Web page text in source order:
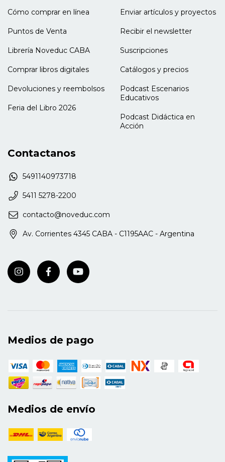
Cómo comprar en línea
Puntos de Venta
Librería Noveduc CABA
Comprar libros digitales
Devoluciones y reembolsos
Feria del Libro 2026
Enviar artículos y proyectos
Recibir el newsletter
Suscripciones
Catálogos y precios
Podcast Escenarios
Educativos
Podcast Didáctica en
Acción
Contactanos
5491140973718
5411 5278-2200
contacto@noveduc.com
Av. Corrientes 4345 CABA - C1195AAC - Argentina
Medios de pago
Medios de envío